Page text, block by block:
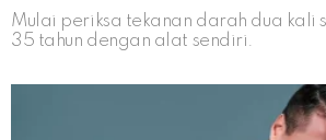
Mulai periksa tekanan darah dua kali
35 tahun dengan alat sendiri.